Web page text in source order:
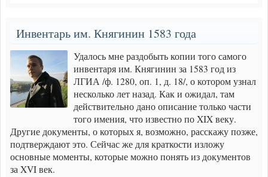
Инвентарь им. Княгинин 1583 года
Удалось мне раздобыть копии того самого
инвентаря им. Княгинин за 1583 год из
ЛГИА /ф. 1280, оп. 1, д. 18/, о котором узнал
несколько лет назад. Как и ожидал, там
действительно дано описание только части
того имения, что известно по XIX веку.
Другие документы, о которых я, возможно, расскажу позже,
подтверждают это. Сейчас же для краткости изложу
основные моменты, которые можно понять из документов
за XVI век.